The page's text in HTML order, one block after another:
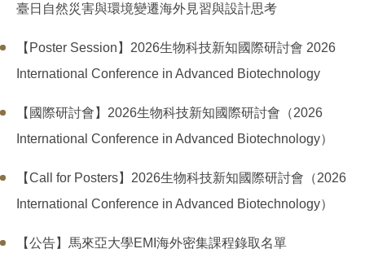
臺日自然災害與環境變遷海外見習與設計思考
【Poster Session】2026生物科技新知國際研討會 2026
International Conference in Advanced Biotechnology
【國際研討會】2026生物科技新知國際研討會（2026
International Conference in Advanced Biotechnology）
【Call for Posters】2026生物科技新知國際研討會（2026
International Conference in Advanced Biotechnology）
【公告】馬來亞大學EMI海外密集課程錄取名單